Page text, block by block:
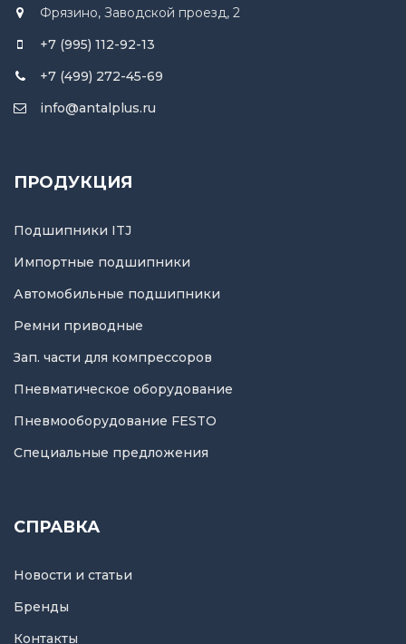
Фрязино, Заводской проезд, 2
+7 (995) 112-92-13
+7 (499) 272-45-69
info@antalplus.ru
ПРОДУКЦИЯ
Подшипники ITJ
Импортные подшипники
Автомобильные подшипники
Ремни приводные
Зап. части для компрессоров
Пневматическое оборудование
Пневмооборудование FESTO
Специальные предложения
СПРАВКА
Новости и статьи
Бренды
Контакты